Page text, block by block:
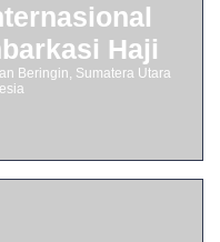
Haji
Beringin, Sumatera Utara